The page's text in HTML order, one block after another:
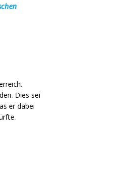
Dies sei
er dabei